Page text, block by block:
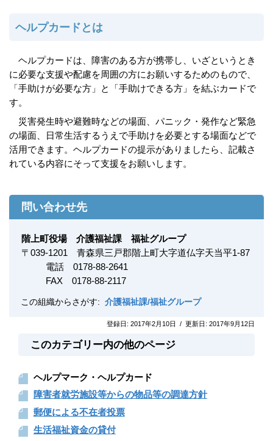
ヘルプカードとは
ヘルプカードは、障害のある方が携帯し、いざというとき
に必要な支援や配慮を周囲の方にお願いするためのもので、
「手助けが必要な方」と「手助けできる方」を結ぶカードで
す。
災害発生時や避難時などの場面、パニック・発作など緊急
の場面、日常生活するうえで手助けを必要とする場面などで
活用できます。ヘルプカードの提示がありましたら、記載さ
れている内容にそって支援をお願いします。
問い合わせ先
階上町役場 介護福祉課 福祉グループ
〒 039-1201
青森県三戸郡階上町大字道仏字天当平1-87
電話 0178-88-2641
FAX 0178-88-2117
この組織からさがす: 介護福祉課/福祉グループ
登録日: 2017年2月10日 / 更新日: 2017年9月12日
このカテゴリー内の他のページ
ヘルプマーク・ヘルプカード
障害者就労施設等からの物品等の調達方針
郵便による不在者投票
生活福祉資金の貸付